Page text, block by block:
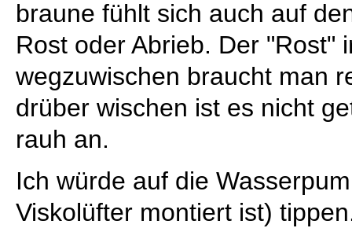
braune fühlt sich auch auf
Rost oder Abrieb. Der "Rost"
wegzuwischen braucht man
drüber wischen ist es nicht
rauh an.
Ich würde auf die
Viskolüfter montiert ist)